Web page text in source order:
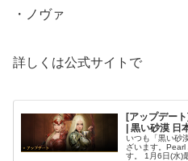
・ノヴァ
詳しくは公式サイトで
[アップデー
| 黒い砂漠 日
いつも「黒い砂
ざいます。
す。 1月6日(水)